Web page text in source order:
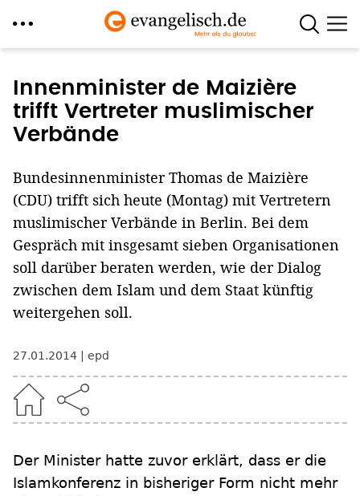
zum
Inhalt
Innenminister de Maizière
trifft Vertreter muslimischer
Verbände
Bundesinnenminister Thomas de Maizière
(CDU) trifft sich heute (Montag) mit Vertretern
muslimischer Verbände in Berlin. Bei dem
Gespräch mit insgesamt sieben Organisationen
soll darüber beraten werden, wie der Dialog
zwischen dem Islam und dem Staat künftig
weitergehen soll.
27.01.2014 epd
Der Minister hatte zuvor erklärt, dass er die
Islamkonferenz in bisheriger Form nicht mehr